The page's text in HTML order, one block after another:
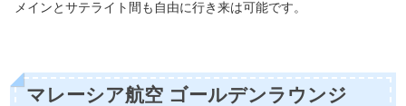
メインとサテライト間も自由に行き来は可能です。
マレーシア航空 ゴールデンラウンジ